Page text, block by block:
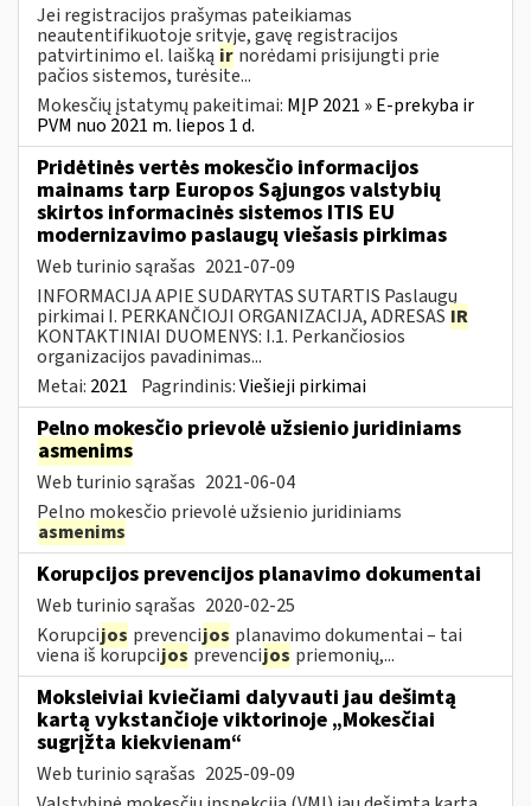
Jei registracijos prašymas pateikiamas
neautentifikuotoje srityje, gavę registracijos
patvirtinimo el. laišką ir norėdami prisijungti prie
pačios sistemos, turėsite...
Mokesčių įstatymų pakeitimai: MĮP 2021 » E-prekyba ir
PVM nuo 2021 m. liepos 1 d.
Pridėtinės vertės mokesčio informacijos
mainams tarp Europos Sąjungos valstybių
skirtos informacinės sistemos ITIS EU
modernizavimo paslaugų viešasis pirkimas
Web turinio sąrašas 2021-07-09
INFORMACIJA APIE SUDARYTAS SUTARTIS Paslaugų
pirkimai I. PERKANČIOJI ORGANIZACIJA, ADRESAS IR
KONTAKTINIAI DUOMENYS: I.1. Perkančiosios
organizacijos pavadinimas...
Metai: 2021 Pagrindinis:Viešieji pirkimai
Pelno mokesčio prievolė užsienio juridiniams
asmenims
Web turinio sąrašas 2021-06-04
Pelno mokesčio prievolė užsienio juridiniams
asmenims
Korupcijos prevencijos planavimo dokumentai
Web turinio sąrašas 2020-02-25
Korupcijos prevencijos planavimo dokumentai – tai
viena iš korupcijos prevencijos priemonių,...
Moksleiviai kviečiami dalyvauti jau dešimtą
kartą vykstančioje viktorinoje „Mokesčiai
sugrįžta kiekvienam“
Web turinio sąrašas 2025-09-09